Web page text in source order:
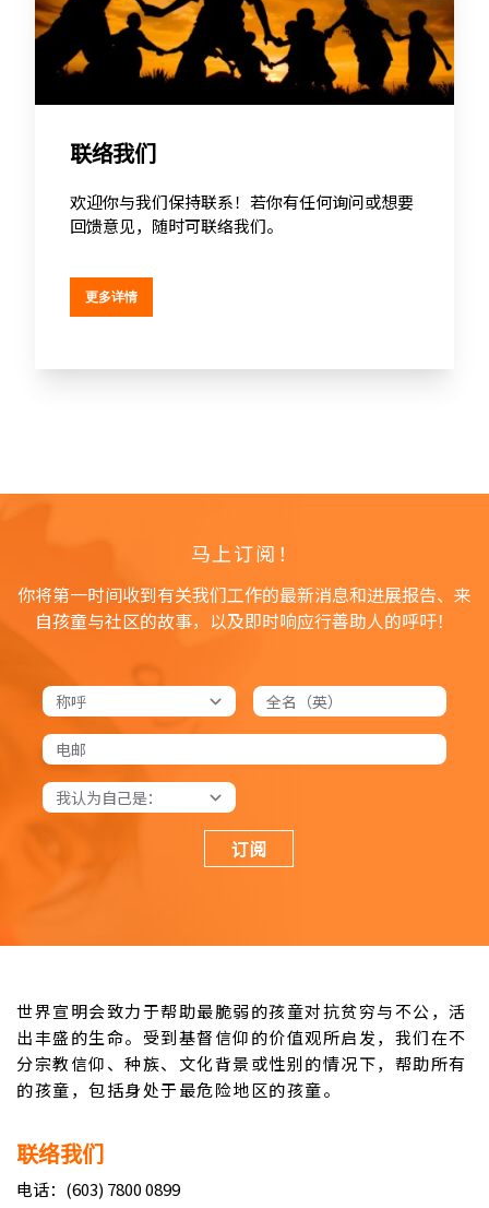
联络我们
欢迎你与我们保持联系！若你有任何询问或想要
回馈意见，随时可联络我们。
更多详情
马上订阅！
你将第一时间收到有关我们工作的最新消息和进展报告、来
自孩童与社区的故事，以及即时响应行善助人的呼吁！
订阅
世界宣明会致力于帮助最脆弱的孩童对抗贫穷与不公，活
出丰盛的生命。受到基督信仰的价值观所启发，我们在不
分宗教信仰、种族、文化背景或性别的情况下，帮助所有
的孩童，包括身处于最危险地区的孩童。
联络我们
电话：(603) 7800 0899